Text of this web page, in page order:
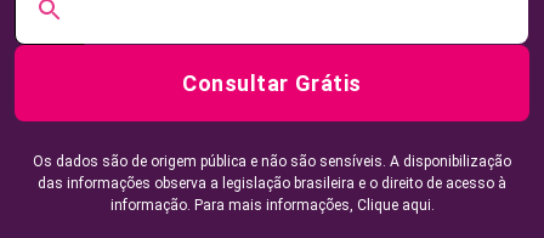
Consultar Grátis
Os dados são de origem pública e não são sensíveis. A disponibilização
das informações observa a legislação brasileira e o direito de acesso à
informação. Para mais informações, Clique aqui.